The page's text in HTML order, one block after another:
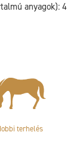
anyagok):
terhelés